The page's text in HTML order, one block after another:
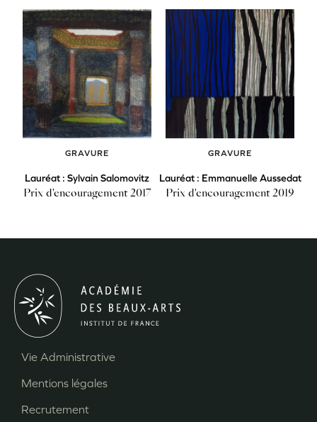
GRAVURE
Lauréat : Sylvain Salomovitz
Prix d'encouragement 2017
GRAVURE
Lauréat : Emmanuelle Aussedat
Prix d'encouragement 2019
Pied
de
Vie Administrative
Mentions légales
Recrutement